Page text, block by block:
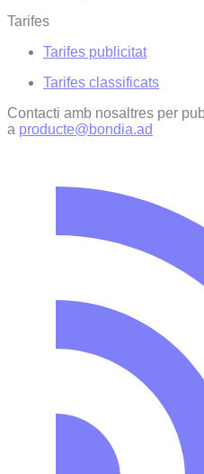
Tarifes
Tarifes publicitat
Tarifes classificats
Contacti amb nosaltres per
a producte@bondia.ad